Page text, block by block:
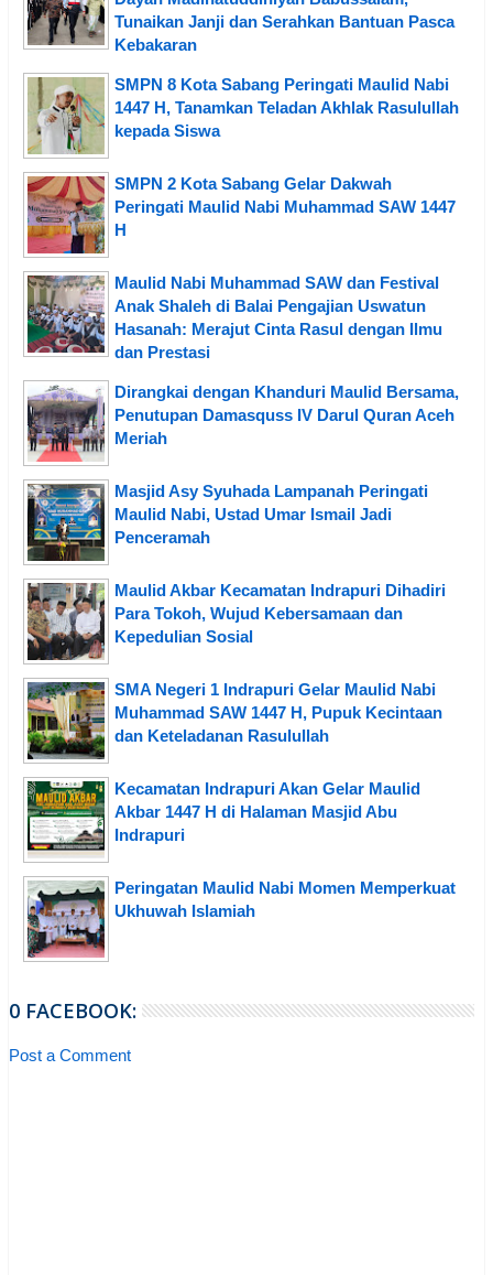
Tunaikan Janji dan Serahkan Bantuan Pasca
Kebakaran
SMPN 8 Kota Sabang Peringati Maulid Nabi
1447 H, Tanamkan Teladan Akhlak Rasulullah
kepada Siswa
SMPN 2 Kota Sabang Gelar Dakwah
Peringati Maulid Nabi Muhammad SAW 1447
H
Maulid Nabi Muhammad SAW dan Festival
Anak Shaleh di Balai Pengajian Uswatun
Hasanah: Merajut Cinta Rasul dengan Ilmu
dan Prestasi
Dirangkai dengan Khanduri Maulid Bersama,
Penutupan Damasquss IV Darul Quran Aceh
Meriah
Masjid Asy Syuhada Lampanah Peringati
Maulid Nabi, Ustad Umar Ismail Jadi
Penceramah
Maulid Akbar Kecamatan Indrapuri Dihadiri
Para Tokoh, Wujud Kebersamaan dan
Kepedulian Sosial
SMA Negeri 1 Indrapuri Gelar Maulid Nabi
Muhammad SAW 1447 H, Pupuk Kecintaan
dan Keteladanan Rasulullah
Kecamatan Indrapuri Akan Gelar Maulid
Akbar 1447 H di Halaman Masjid Abu
Indrapuri
Peringatan Maulid Nabi Momen Memperkuat
Ukhuwah Islamiah
0 FACEBOOK:
Post a Comment